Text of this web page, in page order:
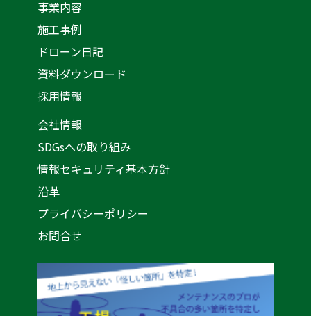
事業内容
施工事例
ドローン日記
資料ダウンロード
採用情報
会社情報
SDGsへの取り組み
情報セキュリティ基本方針
沿革
プライバシーポリシー
お問合せ